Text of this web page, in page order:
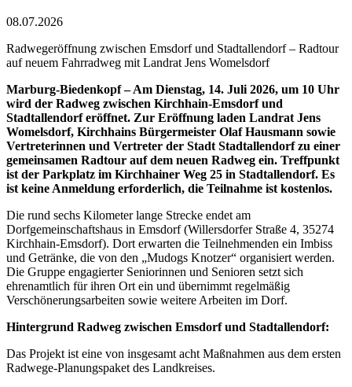
08.07.2026
Radwegeröffnung zwischen Emsdorf und Stadtallendorf – Radtour
auf neuem Fahrradweg mit Landrat Jens Womelsdorf
Marburg-Biedenkopf – Am Dienstag, 14. Juli 2026, um 10 Uhr
wird der Radweg zwischen Kirchhain-Emsdorf und
Stadtallendorf eröffnet. Zur Eröffnung laden Landrat Jens
Womelsdorf, Kirchhains Bürgermeister Olaf Hausmann sowie
Vertreterinnen und Vertreter der Stadt Stadtallendorf zu einer
gemeinsamen Radtour auf dem neuen Radweg ein. Treffpunkt
ist der Parkplatz im Kirchhainer Weg 25 in Stadtallendorf. Es
ist keine Anmeldung erforderlich, die Teilnahme ist kostenlos.
Die rund sechs Kilometer lange Strecke endet am
Dorfgemeinschaftshaus in Emsdorf (Willersdorfer Straße 4, 35274
Kirchhain-Emsdorf). Dort erwarten die Teilnehmenden ein Imbiss
und Getränke, die von den „Mudogs Knotzer“ organisiert werden.
Die Gruppe engagierter Seniorinnen und Senioren setzt sich
ehrenamtlich für ihren Ort ein und übernimmt regelmäßig
Verschönerungsarbeiten sowie weitere Arbeiten im Dorf.
Hintergrund Radweg zwischen Emsdorf und Stadtallendorf:
Das Projekt ist eine von insgesamt acht Maßnahmen aus dem ersten
Radwege-Planungspaket des Landkreises.